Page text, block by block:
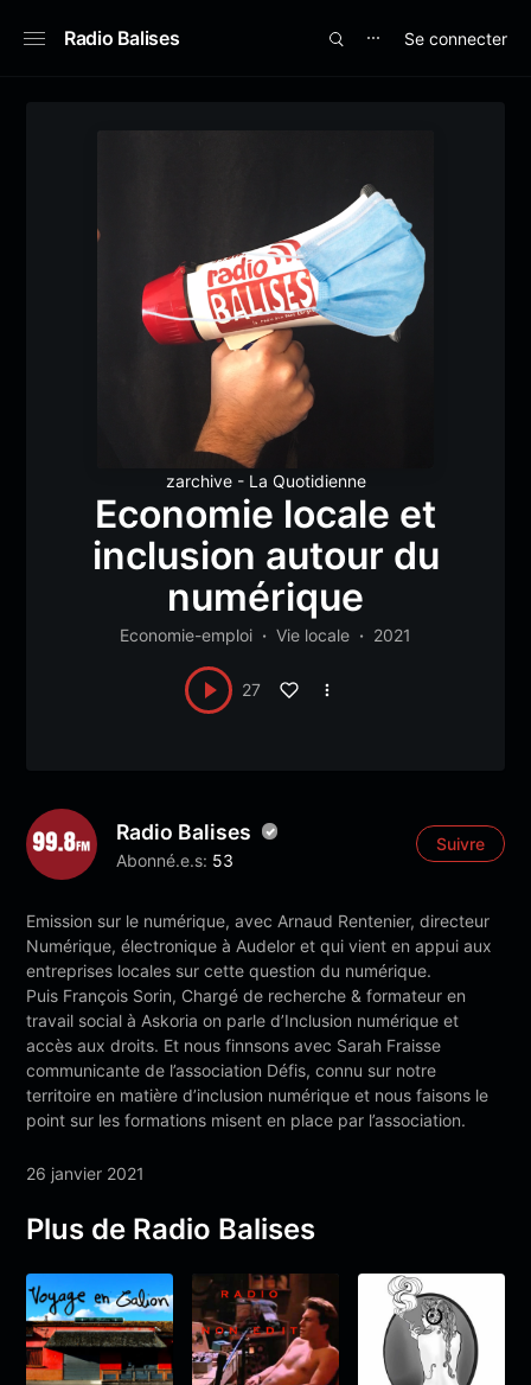
Radio Balises ⋯ Se connecter
zarchive - La Quotidienne
Economie locale et
inclusion autour du
numérique
Economie-emploi Vie locale 2021
27
Radio Balises
Abonné.e.s: 53
Suivre
Emission sur le numérique, avec Arnaud Rentenier, directeur
Numérique, électronique à Audelor et qui vient en appui aux
entreprises locales sur cette question du numérique.
Puis François Sorin, Chargé de recherche & formateur en
travail social à Askoria on parle d’Inclusion numérique et
accès aux droits. Et nous finnsons avec Sarah Fraisse
communicante de l’association Défis, connu sur notre
territoire en matière d’inclusion numérique et nous faisons le
point sur les formations misent en place par l’association.
26 janvier 2021
Plus de Radio Balises